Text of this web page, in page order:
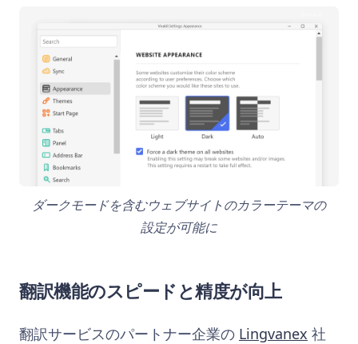
ダークモードを含むウェブサイトのカラーテーマの
設定が可能に
翻訳機能のスピードと精度が向上
翻訳サービスのパートナー企業の Lingvanex 社